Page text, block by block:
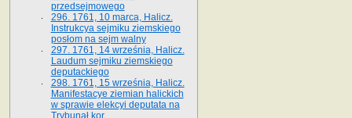
przedsejmowego
296. 1761, 10 marca, Halicz.
Instrukcya sejmiku ziemskiego
posłom na sejm walny
297. 1761, 14 września, Halicz.
Laudum sejmiku ziemskiego
deputackiego
298. 1761, 15 września, Halicz.
Manifestacye ziemian halickich
w sprawie elekcyi deputata na
Trybunał kor.